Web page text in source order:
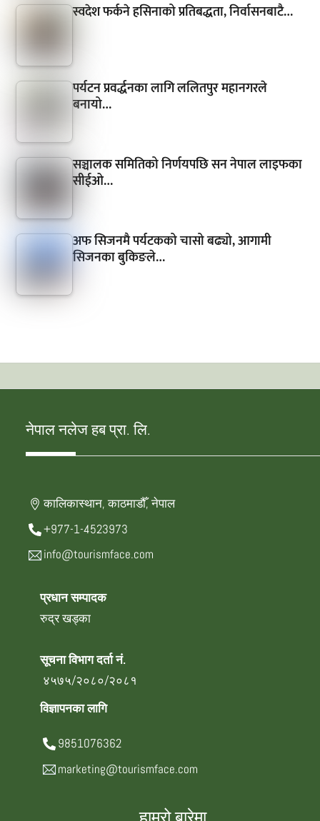
स्वदेश फर्कने हसिनाको प्रतिबद्धता, निर्वासनबाटै…
पर्यटन प्रवर्द्धनका लागि ललितपुर महानगरले
बनायो…
सञ्चालक समितिको निर्णयपछि सन नेपाल लाइफका
सीईओ…
अफ सिजनमै पर्यटकको चासो बढ्यो, आगामी
सिजनका बुकिङले…
नेपाल नलेज हब प्रा. लि.
कालिकास्थान, काठमाडौँ, नेपाल
+977-1-4523973
info@tourismface.com
प्रधान सम्पादक
रुद्र खड्का
सूचना विभाग दर्ता नं.
४५७५/२०८०/२०८१
विज्ञापनका लागि
9851076362
marketing@tourismface.com